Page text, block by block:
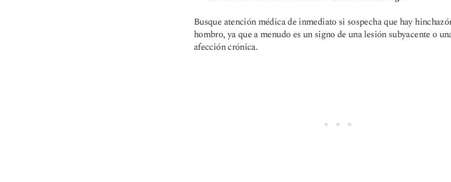
Busque atención médica de inmediato si sospecha que hay
hombro, ya que a menudo es un signo de una lesión subyacente o
afección crónica.